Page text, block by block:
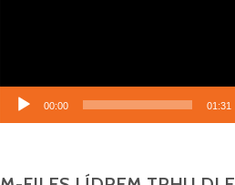
00:00 01:31